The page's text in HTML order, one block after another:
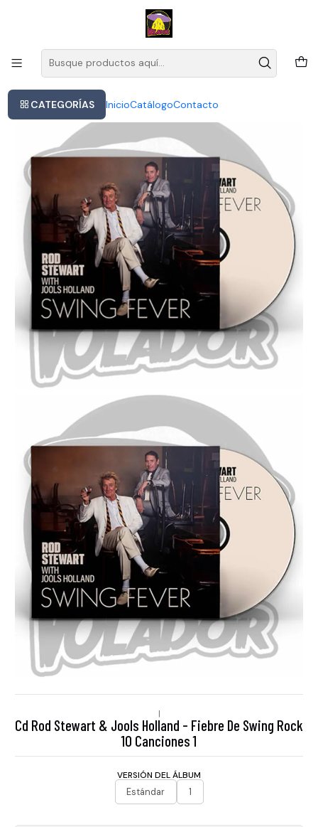
CATEGORÍAS InicioCatálogoContacto
Este es el texto del slide
Cd Rod Stewart & Jools Holland - Fiebre De Swing Rock 10 Canciones
1
|
Cd Rod Stewart & Jools Holland - Fiebre De Swing Rock
10 Canciones 1
VERSIÓN DEL ÁLBUM
Estándar
1